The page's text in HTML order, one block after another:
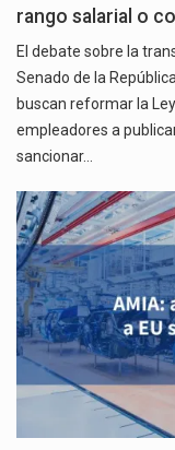
rango salarial o
El debate sobre la
Senado de la
buscan reformar la
empleadores a
sancionar…